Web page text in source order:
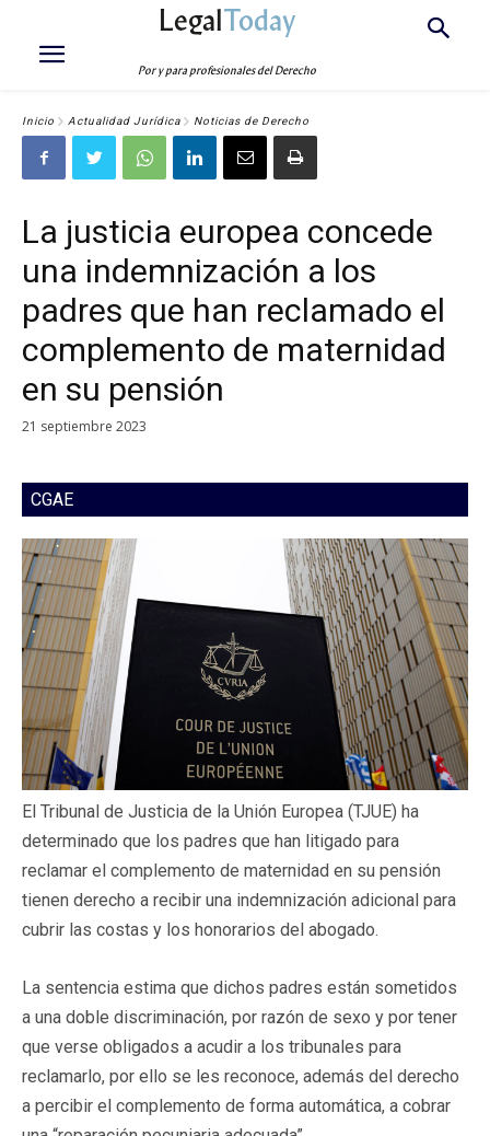
LegalToday
Por y para profesionales del Derecho
Inicio Actualidad Jurídica Noticias de Derecho
La justicia europea concede
una indemnización a los
padres que han reclamado el
complemento de maternidad
en su pensión
21 septiembre 2023
CGAE
El Tribunal de Justicia de la Unión Europea (TJUE) ha
determinado que los padres que han litigado para
reclamar el complemento de maternidad en su pensión
tienen derecho a recibir una indemnización adicional para
cubrir las costas y los honorarios del abogado.
La sentencia estima que dichos padres están sometidos
a una doble discriminación, por razón de sexo y por tener
que verse obligados a acudir a los tribunales para
reclamarlo, por ello se les reconoce, además del derecho
a percibir el complemento de forma automática, a cobrar